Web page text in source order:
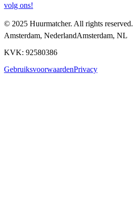
volg ons!
© 2025 Huurmatcher. All rights reserved.
Amsterdam, NederlandAmsterdam, NL
KVK: 92580386
GebruiksvoorwaardenPrivacy